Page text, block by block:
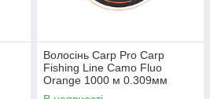
Волосінь Carp Pro Carp
Fishing Line Camo Fluo
Orange 1000 м 0.309мм